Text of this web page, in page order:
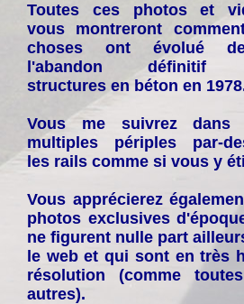
Toutes ces photos et
vous montreront
choses ont évolué
l'abandon définitif
structures en béton en
Vous me suivrez dans
multiples périples par-
les rails comme si vous y
Vous apprécierez
photos exclusives
ne figurent nulle part
le web et qui sont en très
résolution (comme
autres).